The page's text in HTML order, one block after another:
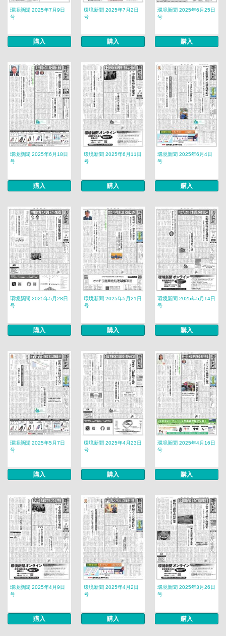
環境新聞 2025年7月9日
号
購入
環境新聞 2025年7月2日
号
購入
環境新聞 2025年6月25日
号
購入
環境新聞 2025年6月18日
号
購入
環境新聞 2025年6月11日
号
購入
環境新聞 2025年6月4日
号
購入
環境新聞 2025年5月28日
号
購入
環境新聞 2025年5月21日
号
購入
環境新聞 2025年5月14日
号
購入
環境新聞 2025年5月7日
号
購入
環境新聞 2025年4月23日
号
購入
環境新聞 2025年4月16日
号
購入
環境新聞 2025年4月9日
号
購入
環境新聞 2025年4月2日
号
購入
環境新聞 2025年3月26日
号
購入